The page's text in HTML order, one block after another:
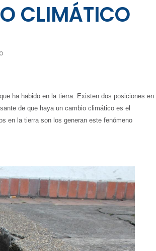
CLIMÁTICO
ha habido en la tierra. Existen dos posiciones en
de que haya un cambio climático es el
en la tierra son los generan este fenómeno